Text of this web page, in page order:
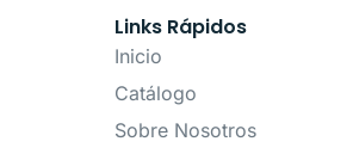
Links Rápidos
Inicio
Catálogo
Sobre Nosotros